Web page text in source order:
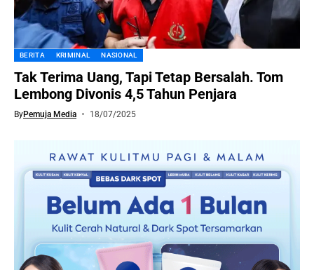
BERITA KRIMINAL NASIONAL
Tak Terima Uang, Tapi Tetap Bersalah. Tom
Lembong Divonis 4,5 Tahun Penjara
ByPemuja Media 18/07/2025